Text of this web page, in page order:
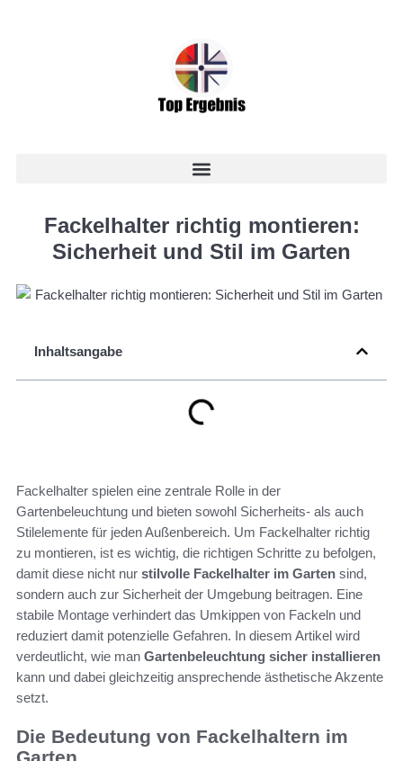
Fackelhalter richtig montieren:
Sicherheit und Stil im Garten
Inhaltsangabe
Fackelhalter spielen eine zentrale Rolle in der
Gartenbeleuchtung und bieten sowohl Sicherheits- als auch
Stilelemente für jeden Außenbereich. Um Fackelhalter richtig
zu montieren, ist es wichtig, die richtigen Schritte zu befolgen,
damit diese nicht nur stilvolle Fackelhalter im Garten sind,
sondern auch zur Sicherheit der Umgebung beitragen. Eine
stabile Montage verhindert das Umkippen von Fackeln und
reduziert damit potenzielle Gefahren. In diesem Artikel wird
verdeutlicht, wie man Gartenbeleuchtung sicher installieren
kann und dabei gleichzeitig ansprechende ästhetische Akzente
setzt.
Die Bedeutung von Fackelhaltern im
Garten